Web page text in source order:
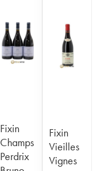
Fixin
Champs
Perdrix
Fixin
Vieilles
Vignes